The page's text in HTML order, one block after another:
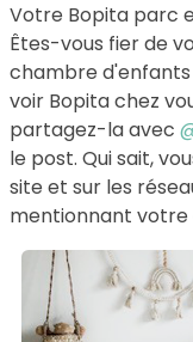
Votre Bopita parc
Êtes-vous fier de
chambre d'enfants
voir Bopita chez
partagez-la avec
le post. Qui sait,
site et sur les
mentionnant